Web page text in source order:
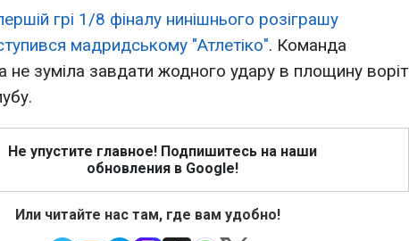
грі 1/8 фіналу нинішнього розіграшу
мадридському "Атлетіко". Команда
не зуміла завдати жодного удару в площину воріт
Не упустите главное! Подпишитесь на наши
обновления в Google!
Или читайте нас там, где вам удобно!